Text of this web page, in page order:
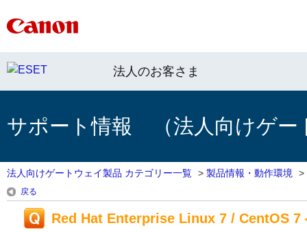
法人のお客さま
サポート情報 （法人向けゲー
法人向けゲートウェイ製品 カテゴリー一覧 > 製品情報・動作環境 >
戻る
Red Hat Enterprise Linux 7 / CentOS 7